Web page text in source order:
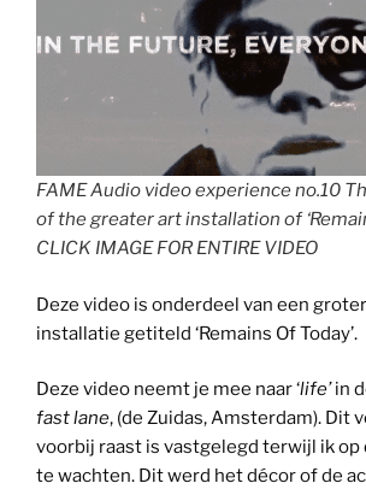
FAME Audio video experience no.10
of the greater art installation of
CLICK IMAGE FOR ENTIRE VIDEO
Deze video is onderdeel van een
installatie getiteld ‘Remains Of Today’.
Deze video neemt je mee naar ‘life’in
fast lane, (de Zuidas, Amsterdam). Dit
voorbij raast is vastgelegd terwijl ik op
te wachten. Dit werd het décor of de